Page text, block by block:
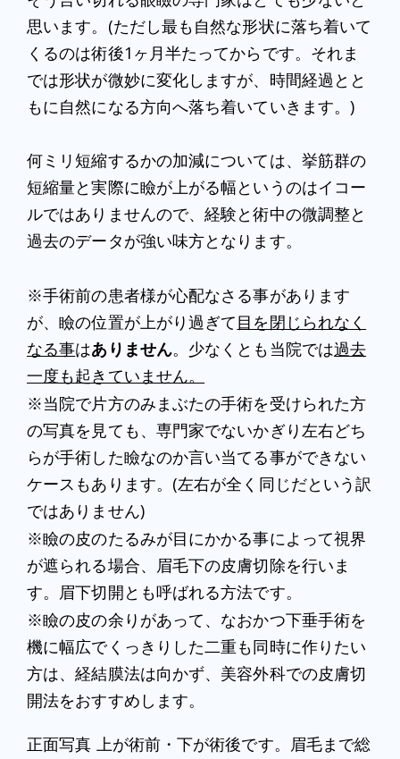
思います。(ただし最も自然な形状に落ち着いて
くるのは術後1ヶ月半たってからです。それま
では形状が微妙に変化しますが、時間経過とと
もに自然になる方向へ落ち着いていきます。)
何ミリ短縮するかの加減については、挙筋群の
短縮量と実際に瞼が上がる幅というのはイコー
ルではありませんので、経験と術中の微調整と
過去のデータが強い味方となります。
※手術前の患者様が心配なさる事があります
が、瞼の位置が上がり過ぎて目を閉じられなく
なる事はありません。少なくとも当院では過去
一度も起きていません。
※当院で片方のみまぶたの手術を受けられた方
の写真を見ても、専門家でないかぎり左右どち
らが手術した瞼なのか言い当てる事ができない
ケースもあります。(左右が全く同じだという訳
ではありません)
※瞼の皮のたるみが目にかかる事によって視界
が遮られる場合、眉毛下の皮膚切除を行いま
す。眉下切開とも呼ばれる方法です。
※瞼の皮の余りがあって、なおかつ下垂手術を
機に幅広でくっきりした二重も同時に作りたい
方は、経結膜法は向かず、美容外科での皮膚切
開法をおすすめします。
正面写真 上が術前・下が術後です。眉毛まで総